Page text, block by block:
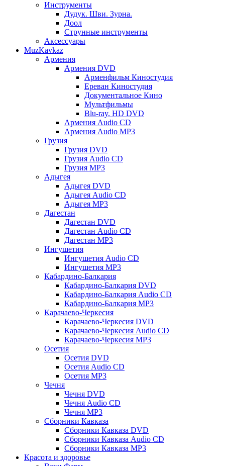
Инструменты
Дудук. Шви. Зурна.
Доол
Струнные инструменты
Аксессуары
MuzKavkaz
Армения
Армения DVD
Арменфильм Киностудия
Ереван Киностудия
Документальное Кино
Мультфильмы
Blu-ray. HD DVD
Армения Audio CD
Армения Audio MP3
Грузия
Грузия DVD
Грузия Audio CD
Грузия MP3
Адыгея
Адыгея DVD
Адыгея Audio CD
Адыгея MP3
Дагестан
Дагестан DVD
Дагестан Audio CD
Дагестан MP3
Ингушетия
Ингушетия Audio CD
Ингушетия MP3
Кабардино-Балкария
Кабардино-Балкария DVD
Кабардино-Балкария Audio CD
Кабардино-Балкария MP3
Карачаево-Черкесия
Карачаево-Черкесия DVD
Карачаево-Черкесия Audio CD
Карачаево-Черкесия MP3
Осетия
Осетия DVD
Осетия Audio CD
Осетия MP3
Чечня
Чечня DVD
Чечня Audio CD
Чечня MP3
Сборники Кавказа
Сборники Кавказа DVD
Сборники Кавказа Audio CD
Сборники Кавказа MP3
Красота и здоровье